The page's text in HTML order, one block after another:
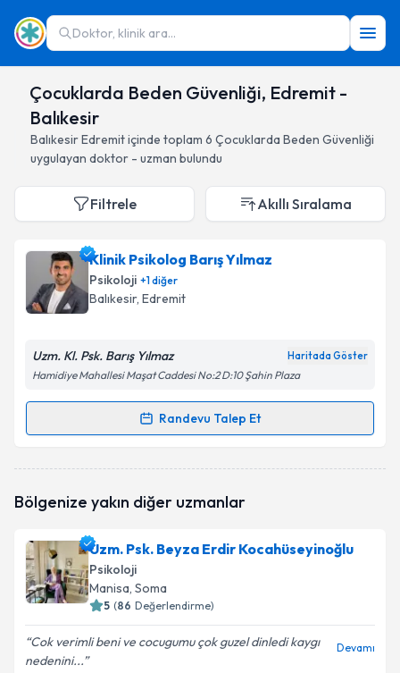
Doktor, klinik ara...
Çocuklarda Beden Güvenliği, Edremit -
Balıkesir
BalıkesirEdremitiçinde toplam 6 Çocuklarda Beden Güvenliği
uygulayan doktor - uzman bulundu
Filtrele Akıllı Sıralama
Klinik Psikolog Barış Yılmaz
Psikoloji +1diğer
Balıkesir, Edremit
Uzm. Kl. Psk. Barış Yılmaz Haritada Göster
Hamidiye Mahallesi Maşat Caddesi No:2 D:10 Şahin Plaza
Randevu Talep Et
Randevu Takvimi Talebi
talebi oluşturun. Size bu uzmandan randevu almanız
bilgilendireceğiz.
E-posta Adresiniz
Kişisel verilerimin işlenmesine ilişkin
Bölgenize yakın diğer uzmanlar
Uzm. Psk. Beyza Erdir Kocahüseyinoğlu
Psikoloji
Manisa, Soma
5 (86 Değerlendirme)
Cok verimli beni ve cocugumu çok guzel dinledi kaygı
nedenini...
Devamı